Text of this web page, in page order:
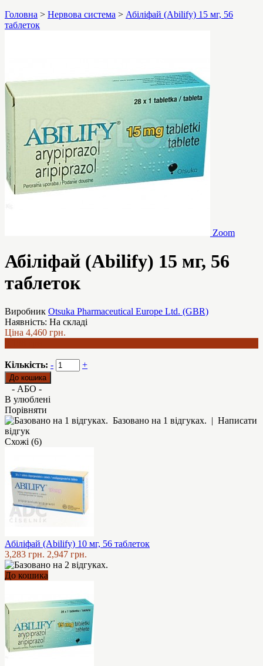
Головна > Нервова система > Абіліфай (Abilify) 15 мг, 56
таблеток
Zoom
Абіліфай (Abilify) 15 мг, 56
таблеток
Виробник Otsuka Pharmaceutical Europe Ltd. (GBR)
Наявність: На складі
Ціна 4,460 грн.
Кількість: - +
- АБО -
В улюблені
Порівняти
Базовано на 1 відгуках. | Написати
відгук
Схожі (6)
Абіліфай (Abilify) 10 мг, 56 таблеток
3,283 грн. 2,947 грн.
До кошика